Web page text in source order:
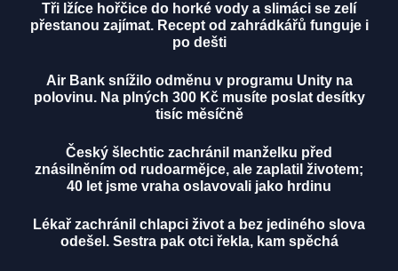
Tři lžíce hořčice do horké vody a slimáci se zelí
přestanou zajímat. Recept od zahrádkářů funguje i
po dešti
Air Bank snížilo odměnu v programu Unity na
polovinu. Na plných 300 Kč musíte poslat desítky
tisíc měsíčně
Český šlechtic zachránil manželku před
znásilněním od rudoarmějce, ale zaplatil životem;
40 let jsme vraha oslavovali jako hrdinu
Lékař zachránil chlapci život a bez jediného slova
odešel. Sestra pak otci řekla, kam spěchá